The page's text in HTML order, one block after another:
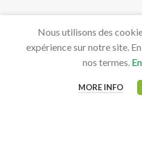
PRODUITS
Aviaires
Canidés, Félidés & NAC
Nous utilisons des
expérience sur notre site.
nos termes.
MORE INFO